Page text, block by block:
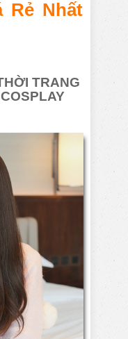
Rẻ Nhất
TRANG